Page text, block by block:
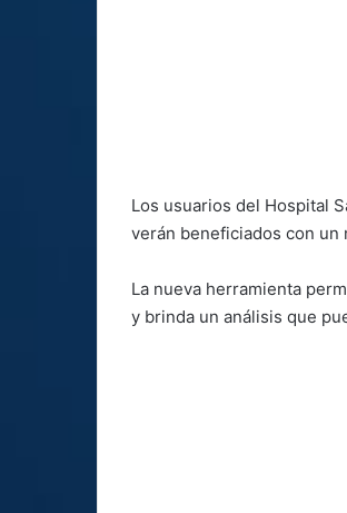
Los usuarios del Hospital
verán beneficiados con
La nueva herramienta
y brinda un análisis que